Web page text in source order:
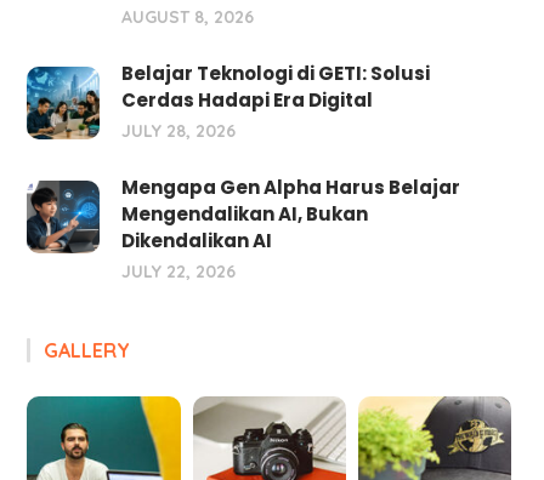
AUGUST 8, 2026
Belajar Teknologi di GETI: Solusi
Cerdas Hadapi Era Digital
JULY 28, 2026
Mengapa Gen Alpha Harus Belajar
Mengendalikan AI, Bukan
Dikendalikan AI
JULY 22, 2026
GALLERY